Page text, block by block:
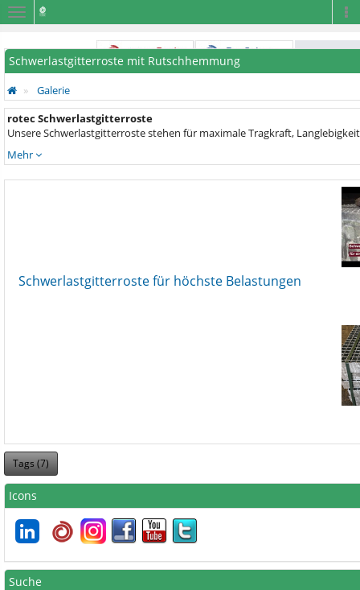
Navigation
Schwerlastgitterroste mit Rutschhemmung
Galerie
rotec Schwerlastgitterroste
Unsere Schwerlastgitterroste stehen für maximale Tragkraft,
Mehr
Schwerlastgitterroste für höchste Belastungen
Tags (7)
Icons
Suche